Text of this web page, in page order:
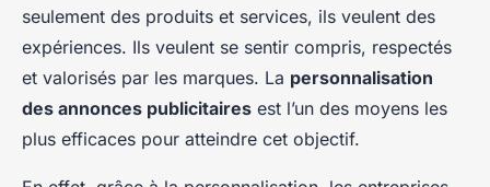
seulement des produits et services, ils veulent des
expériences. Ils veulent se sentir compris, respectés
et valorisés par les marques. La personnalisation
des annonces publicitaires est l’un des moyens les
plus efficaces pour atteindre cet objectif.